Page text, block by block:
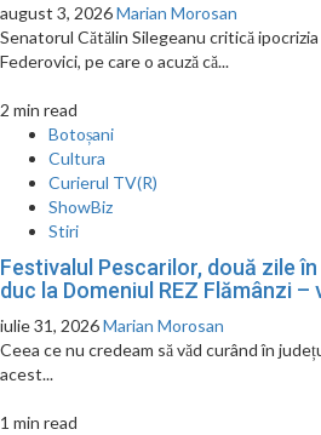
august 3, 2026Marian Morosan
Senatorul Cătălin Silegeanu critică
Federovici, pe care o acuză că...
2 min read
Botoșani
Cultura
Curierul TV(R)
ShowBiz
Stiri
Festivalul Pescarilor, două zile
duc la Domeniul REZ Flămânzi –
iulie 31, 2026Marian Morosan
Ceea ce nu credeam să văd curând în
acest...
1 min read